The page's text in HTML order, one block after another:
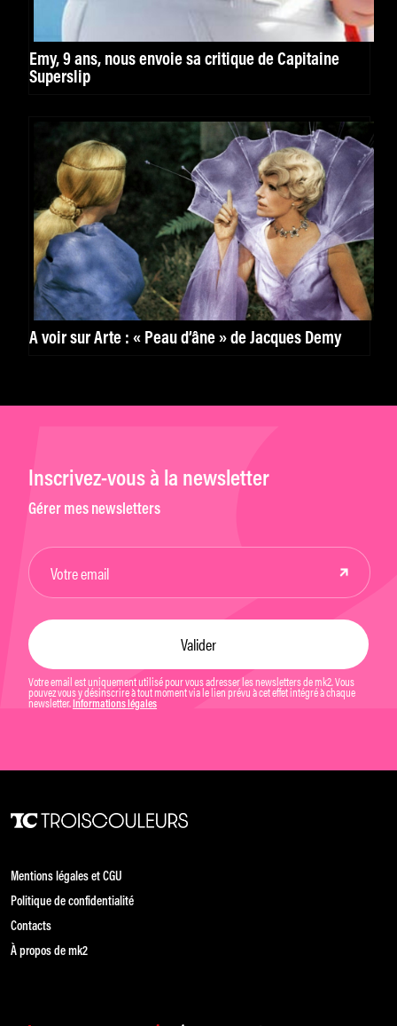
Emy, 9 ans, nous envoie sa critique de Capitaine
Superslip
À voir sur Arte : « Peau d’âne » de Jacques Demy
Inscrivez-vous à la newsletter
Gérer mes newsletters
Votre email est uniquement utilisé pour vous adresser les newsletters de mk2. Vous
pouvez vous y désinscrire à tout moment via le lien prévu à cet effet intégré à chaque
newsletter. Informations légales
Mentions légales et CGU
Politique de confidentialité
Contacts
À propos de mk2